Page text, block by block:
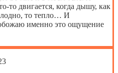
то двигается, когда дышу, как
то тепло… И
именно это ощущение